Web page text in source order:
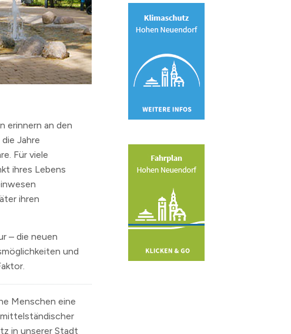
erinnern an den
Jahre
Für viele
ihres Lebens
ihren
– die neuen
und
Menschen eine
in unserer Stadt